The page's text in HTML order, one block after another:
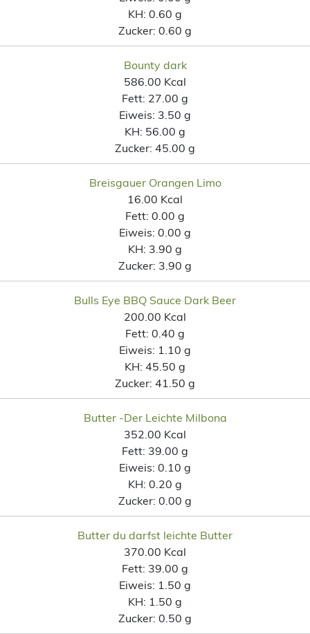
KH: 0.60 g
Zucker: 0.60 g
Bounty dark
586.00 Kcal
Fett: 27.00 g
Eiweis: 3.50 g
KH: 56.00 g
Zucker: 45.00 g
Breisgauer Orangen Limo
16.00 Kcal
Fett: 0.00 g
Eiweis: 0.00 g
KH: 3.90 g
Zucker: 3.90 g
Bulls Eye BBQ Sauce Dark Beer
200.00 Kcal
Fett: 0.40 g
Eiweis: 1.10 g
KH: 45.50 g
Zucker: 41.50 g
Butter -Der Leichte Milbona
352.00 Kcal
Fett: 39.00 g
Eiweis: 0.10 g
KH: 0.20 g
Zucker: 0.00 g
Butter du darfst leichte Butter
370.00 Kcal
Fett: 39.00 g
Eiweis: 1.50 g
KH: 1.50 g
Zucker: 0.50 g